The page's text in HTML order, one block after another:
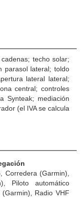
techo solar;
parasol lateral; toldo
lateral lateral;
central; controles
Synteak; mediación
(el IVA se calcula
Corredera (Garmin),
Piloto automático
Radio VHF